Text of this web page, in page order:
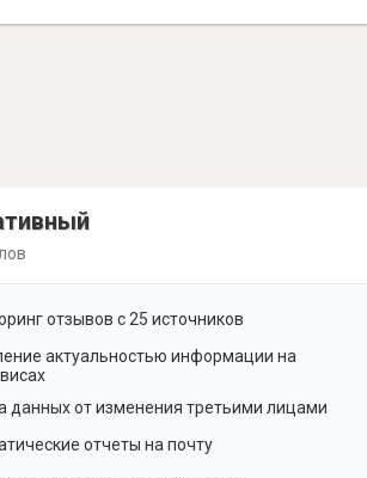
отзывов с 25 источников
актуальностью информации на
данных от изменения третьими лицами
отчеты на почту